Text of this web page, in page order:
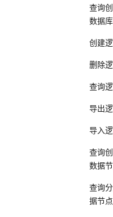
查询
数据
创建
删除
查询
导出
导入
查询
数据
查询
据节